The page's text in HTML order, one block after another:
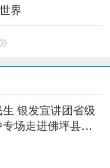
界
银发宣讲团省级
场走进佛坪县袁